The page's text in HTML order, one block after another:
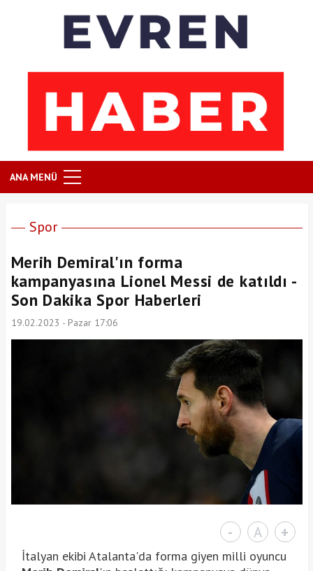
ANA MENÜ
Spor
Merih Demiral'ın forma
kampanyasına Lionel Messi de katıldı -
Son Dakika Spor Haberleri
19.02.2023 - Pazar 17:06
- A +
İtalyan ekibi Atalanta'da forma giyen milli oyuncu